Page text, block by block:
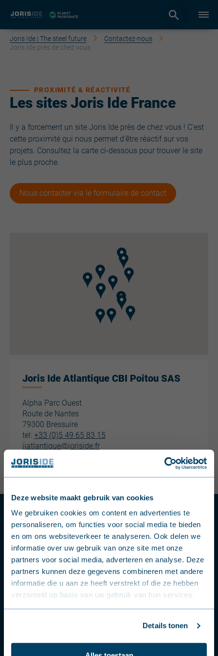
Deze website maakt gebruik van cookies
We gebruiken cookies om content en advertenties te
personaliseren, om functies voor social media te bieden
en om ons websiteverkeer te analyseren. Ook delen we
informatie over uw gebruik van onze site met onze
partners voor social media, adverteren en analyse. Deze
partners kunnen deze gegevens combineren met andere
informatie die u aan ze heeft verstrekt of die ze hebben
verzameld op basis van uw gebruik van hun services.
Details tonen
English (United Kingdom)
Nederlands (België)
Français (Belgique)
Nederlands (Nederland)
Deutsch (Deutschland)
Joris Ide | The steel future
Contactez-nous
Joris Ide près de chez vous
Les sites Joris Ide France
PROXIMITÉ & RÉACTIVITÉ
Il y a forcement un site Joris Ide près de chez vous ! C'est
cette proximité qui nous permet d'être réactif sur vos
projets. Consultez la carte ci-dessous pour trouver le site
le plus proche.
Nous contacter via le formulaire de contact
Joris Ide Atlantique CBI Poitou SAS
Alpha Parc Ouest
Route de Nantes
79300 Bressuire
tel: +33 (0)5 49 65 83 15
jiatlantique@joriside.fr
Joris Ide Energy CBI Poitou SAS
Alpha Parc Ouest
Route de Nantes
79300 Bressuire
tel:+33 (0)5 16 72 71 05
info@joriside-energy.fr
Joris Ide Façade CBI Poitou SAS
Route de Nantes
Des questions ou des problèmes?
Contactez un représentant commercial ou un
expert produit
Contacter un expert
Suivez-nous